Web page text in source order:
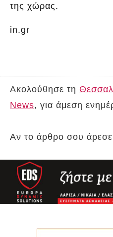
της χώρας.
in.gr
Ακολούθησε τη
News, για άμεση
Αν το άρθρο σου